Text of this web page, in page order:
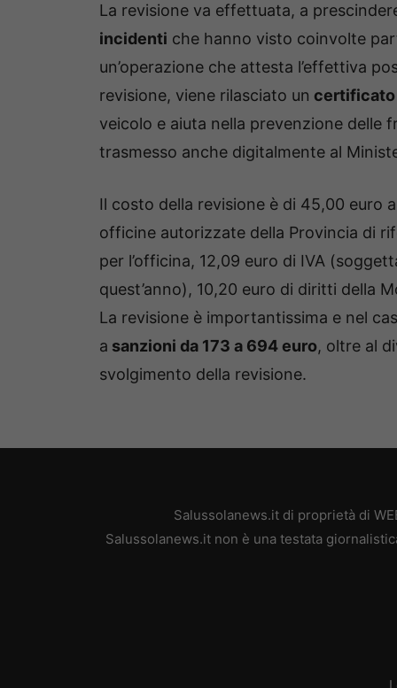
La revisione va effettuata, a
incidenti che hanno visto coinvolte
un’operazione che attesta l’effettiva
revisione, viene rilasciato un certificato
veicolo e aiuta nella prevenzione delle
trasmesso anche digitalmente al
Il costo della revisione è di 45,00 euro
officine autorizzate della Provincia di
per l’officina, 12,09 euro di IVA
quest’anno), 10,20 euro di diritti della
La revisione è importantissima e nel
a sanzioni da 173 a 694 euro, oltre al
svolgimento della revisione.
Salussolanews.it di proprietà di
Salussolanews.it non è una testata